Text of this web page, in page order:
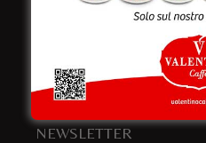
NEWSLETTER